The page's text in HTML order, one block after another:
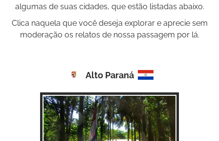
algumas de suas cidades, que estão listadas abaixo.
Clica naquela que você deseja explorar e aprecie sem
moderação os relatos de nossa passagem por lá.
Alto Paraná